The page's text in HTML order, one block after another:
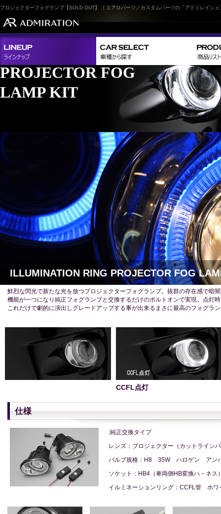
プロジェクターフォグランプ【SOLD OUT】 ｜エアロパーツ／カスタムパーツの「アドミレイショ
PROJECTOR FOG
LAMP KIT
ILLUMINATION RING PROJECTOR FOG
鮮烈な閃光で新たな光を放つプロジェクターフォグランプ。抜群の存在感で暗
機能が一つになり純正フォグランプと交換するだけのボルトオンで実現。点灯
これだけで劇的に演出しグレードアップする事が出来るまさに最高のフォグラ
CCFL点灯
仕様
:純正交換タイプ
レンズ：プロジェクター（カットライン
バルブ規格：H8 35W ハロゲン アン
ソケット：HB4（車両側HB変換ハ－ネス
イルミネーションリング：CCFL管 ホワ